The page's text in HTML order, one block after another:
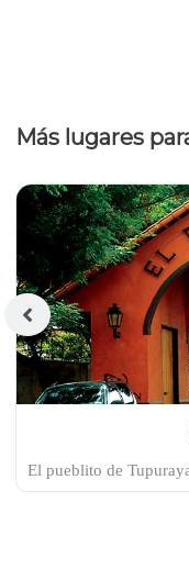
Más lugares
El pueblito de